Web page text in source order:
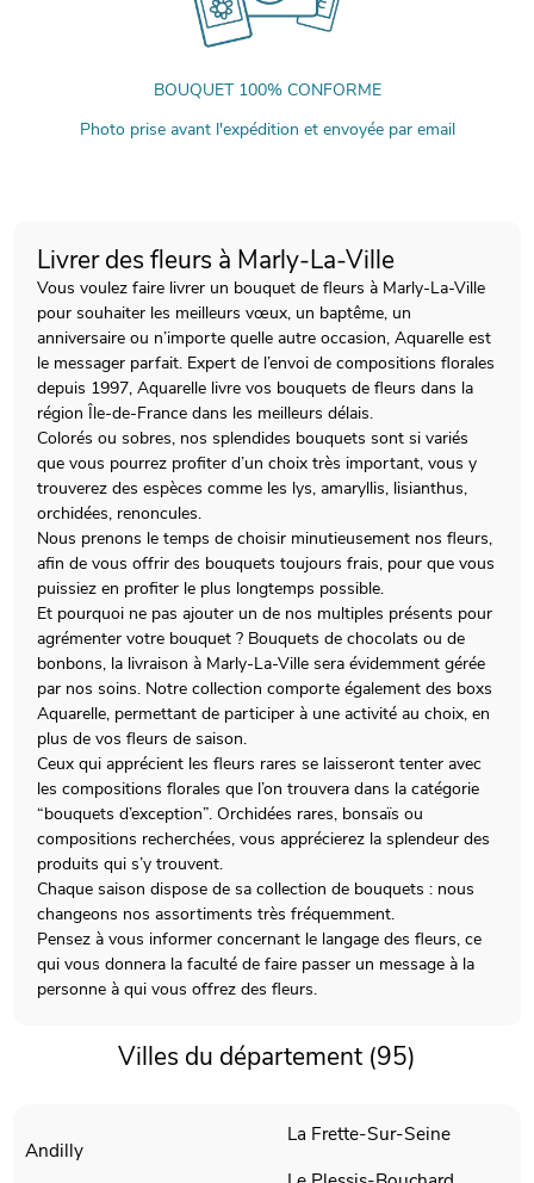
BOUQUET 100% CONFORME
Photo prise avant l'expédition et envoyée par email
Livrer des fleurs à Marly-La-Ville
Vous voulez faire livrer un bouquet de fleurs à Marly-La-Ville
pour souhaiter les meilleurs vœux, un baptême, un
anniversaire ou n’importe quelle autre occasion, Aquarelle est
le messager parfait. Expert de l’envoi de compositions florales
depuis 1997, Aquarelle livre vos bouquets de fleurs dans la
région Île-de-France dans les meilleurs délais.
Colorés ou sobres, nos splendides bouquets sont si variés
que vous pourrez profiter d’un choix très important, vous y
trouverez des espèces comme les lys, amaryllis, lisianthus,
orchidées, renoncules.
Nous prenons le temps de choisir minutieusement nos fleurs,
afin de vous offrir des bouquets toujours frais, pour que vous
puissiez en profiter le plus longtemps possible.
Et pourquoi ne pas ajouter un de nos multiples présents pour
agrémenter votre bouquet ? Bouquets de chocolats ou de
bonbons, la livraison à Marly-La-Ville sera évidemment gérée
par nos soins. Notre collection comporte également des boxs
Aquarelle, permettant de participer à une activité au choix, en
plus de vos fleurs de saison.
Ceux qui apprécient les fleurs rares se laisseront tenter avec
les compositions florales que l’on trouvera dans la catégorie
“bouquets d’exception”. Orchidées rares, bonsaïs ou
compositions recherchées, vous apprécierez la splendeur des
produits qui s’y trouvent.
Chaque saison dispose de sa collection de bouquets : nous
changeons nos assortiments très fréquemment.
Pensez à vous informer concernant le langage des fleurs, ce
qui vous donnera la faculté de faire passer un message à la
personne à qui vous offrez des fleurs.
Villes du département (95)
Andilly
La Frette-Sur-Seine